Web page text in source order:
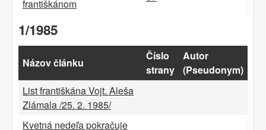
františkánom
1/1985
Názov článku
Číslo
strany
Autor
(Pseudonym)
List františkána Vojt. Aleša
Zlámala /25. 2. 1985/
Kvetná nedeľa pokračuje